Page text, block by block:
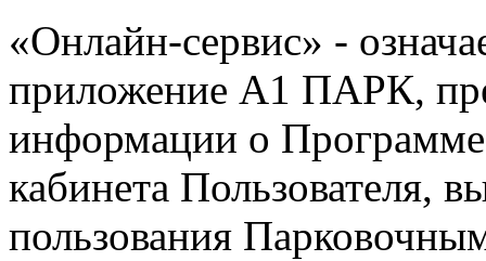
«Онлайн-сервис» -
приложение A1 ПАРК,
информации о
кабинета Пользователя,
пользования